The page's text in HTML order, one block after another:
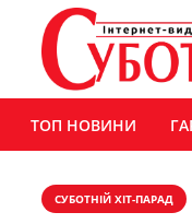
ТОП НОВИНИ
СУБОТНІЙ ХІТ-ПАРАД